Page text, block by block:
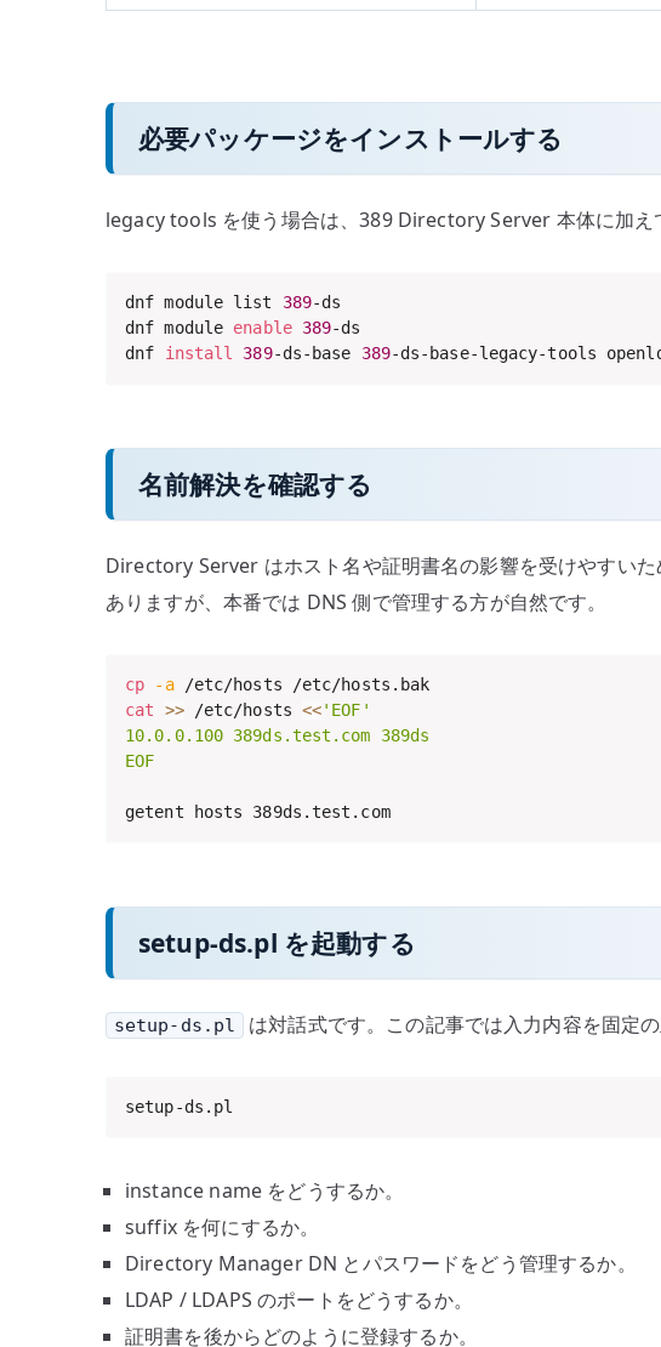
必要パッケージをインストールする
legacy tools を使う場合は、389 Directory Server 本体に加え
dnf module list 389-ds
dnf module enable 389-ds
dnf install 389-ds-base 389-ds-base-legacy-tools
名前解決を確認する
Directory Server はホスト名や証明書名の影響を受けやすい
ありますが、本番では DNS 側で管理する方が自然です。
cp -a
cat
>> /etc/hosts <<'EOF'
10.0.0.100 389ds.test.com 389ds
EOF
getent hosts 389ds.test.com
setup-ds.pl を起動する
setup-ds.pl は対話式です。この記事では入力内容を固定
setup-ds.pl
instance name をどうするか。
suffix を何にするか。
Directory Manager DN とパスワードをどう管理するか。
LDAP / LDAPS のポートをどうするか。
証明書を後からどのように登録するか。